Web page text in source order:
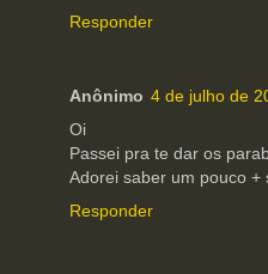
Responder
Anônimo 4 de julho de
Oi
Passei pra te dar os
Adorei saber um pouco +
Responder